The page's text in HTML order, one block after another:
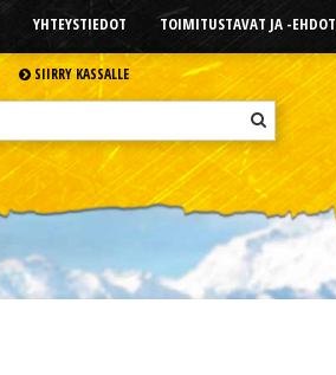
YHTEYSTIEDOT TOIMITUSTAVAT JA -EHDOT
SIIRRY KASSALLE